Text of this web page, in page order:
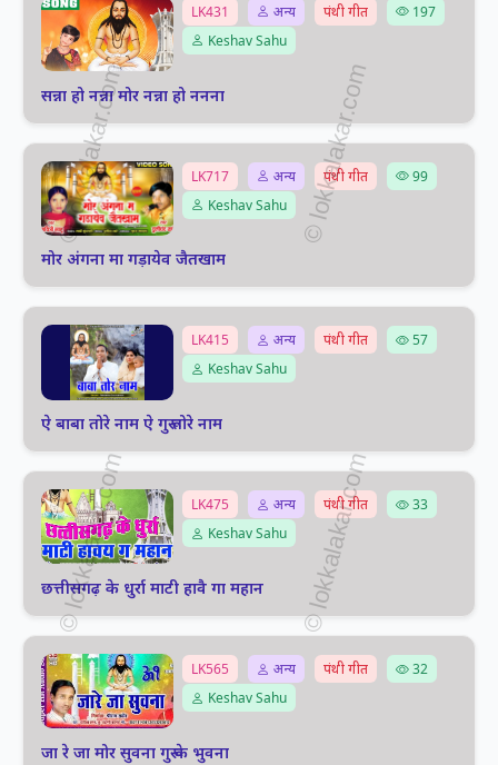
LK431 अन्य पंथी गीत
197
Keshav Sahu
सन्ना हो नन्ना मोर नन्ना हो ननना
LK717 अन्य पंथी गीत
99
Keshav Sahu
मोर अंगना मा गड़ायेव जैतखाम
LK415 अन्य पंथी गीत
57
Keshav Sahu
ऐ बाबा तोरे नाम ऐ गुरू तोरे नाम
LK475 अन्य पंथी गीत
33
Keshav Sahu
छत्तीसगढ़ के धुर्रा माटी हावै गा महान
LK565 अन्य पंथी गीत
32
Keshav Sahu
जा रे जा मोर सुवना गुरू के भुवना